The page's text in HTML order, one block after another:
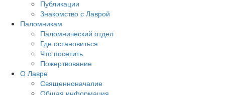
Публикации
Знакомство с Лаврой
Паломникам
Паломнический отдел
Где остановиться
Что посетить
Пожертвование
О Лавре
Священноначалие
Общая информация